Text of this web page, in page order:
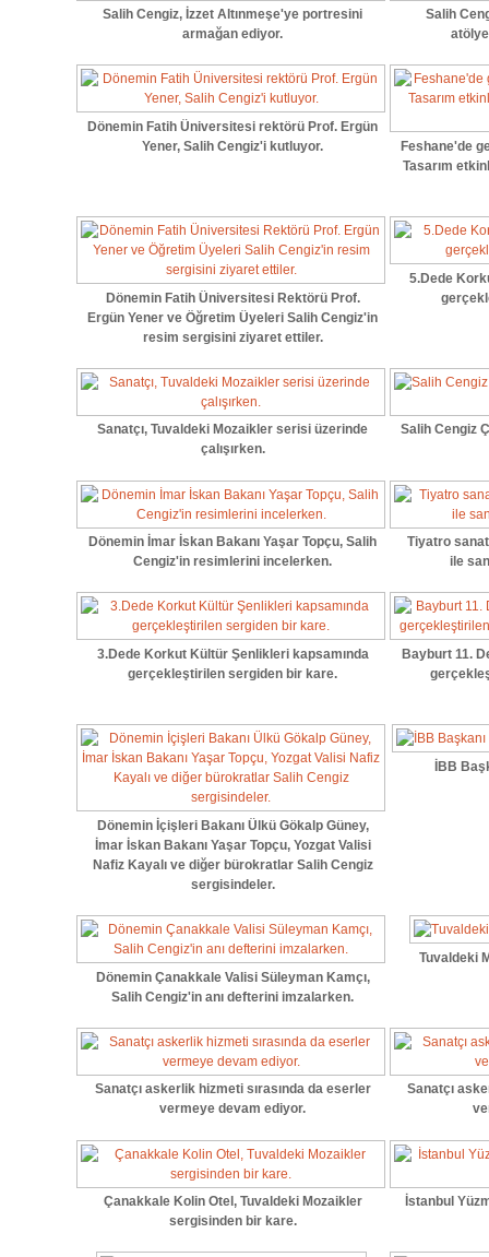
Salih Cengiz, İzzet Altınmeşe'ye portresini
armağan ediyor.
Salih
Dönemin Fatih Üniversitesi rektörü Prof. Ergün
Yener, Salih Cengiz'i kutluyor.
Feshane'de
Tasarım
Dönemin Fatih Üniversitesi Rektörü Prof.
Ergün Yener ve Öğretim Üyeleri Salih Cengiz'in
resim sergisini ziyaret ettiler.
5.Dede
Sanatçı, Tuvaldeki Mozaikler serisi üzerinde
çalışırken.
Salih Cengiz
Dönemin İmar İskan Bakanı Yaşar Topçu, Salih
Cengiz'in resimlerini incelerken.
Tiyatro
ile
3.Dede Korkut Kültür Şenlikleri kapsamında
gerçekleştirilen sergiden bir kare.
Bayburt 11.
Dönemin İçişleri Bakanı Ülkü Gökalp Güney,
İmar İskan Bakanı Yaşar Topçu, Yozgat Valisi
Nafiz Kayalı ve diğer bürokratlar Salih Cengiz
sergisindeler.
İBB
Dönemin Çanakkale Valisi Süleyman Kamçı,
Salih Cengiz'in anı defterini imzalarken.
Tuvaldeki
Sanatçı askerlik hizmeti sırasında da eserler
vermeye devam ediyor.
Sanatçı
Çanakkale Kolin Otel, Tuvaldeki Mozaikler
sergisinden bir kare.
İstanbul